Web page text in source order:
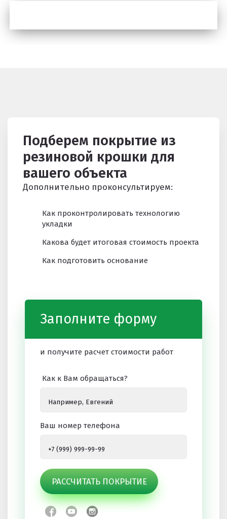
Подберем покрытие из
резиновой крошки для
вашего объекта
Дополнительно проконсультируем:
Как проконтролировать технологию
укладки
Какова будет итоговая стоимость проекта
Как подготовить основание
Заполните форму
и получите расчет стоимости работ
Как к Вам обращаться?
Ваш номер телефона
РАССЧИТАТЬ ПОКРЫТИЕ